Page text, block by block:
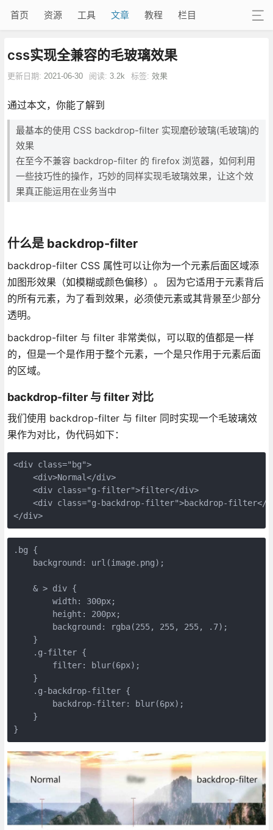
首页 资源 工具 文章 教程 栏目
css实现全兼容的毛玻璃效果
更新日期: 2021-06-30 阅读: 3.2k 标签: 效果
通过本文，你能了解到
最基本的使用 CSS backdrop-filter 实现磨砂玻璃(毛玻璃)的
效果
在至今不兼容 backdrop-filter 的 firefox 浏览器，如何利用
一些技巧性的操作，巧妙的同样实现毛玻璃效果，让这个效
果真正能运用在业务当中
什么是 backdrop-filter
backdrop-filter CSS 属性可以让你为一个元素后面区域添
加图形效果（如模糊或颜色偏移）。 因为它适用于元素背后
的所有元素，为了看到效果，必须使元素或其背景至少部分
透明。
backdrop-filter 与 filter 非常类似，可以取的值都是一样
的，但是一个是作用于整个元素，一个是只作用于元素后面
的区域。
backdrop-filter 与 filter 对比
我们使用 backdrop-filter 与 filter 同时实现一个毛玻璃效
果作为对比，伪代码如下：
<div class="bg">
    <div>Normal</div>
    <div class="g-filter">filter</div>
<div class="g-backdrop-filter">backdrop-filter</
</div>
.bg {
    background: url(image.png);
    & > div {
        width: 300px;
        height: 200px;
        background: rgba(255, 255, 255, .7);
    }
    .g-filter {
        filter: blur(6px);
    }
    .g-backdrop-filter {
        backdrop-filter: blur(6px);
    }